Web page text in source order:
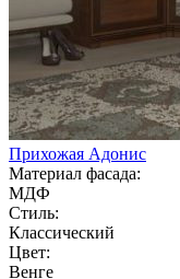
Прихожая Адонис
Материал фасада:
МДФ
Стиль:
Классический
Цвет:
Венге